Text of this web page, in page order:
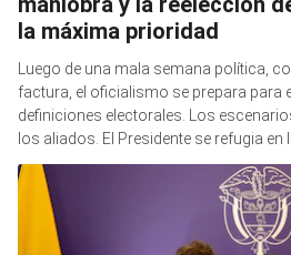
la máxima prioridad
Luego de una mala semana política,
factura, el oficialismo se prepara para
definiciones electorales. Los
los aliados. El Presidente se refugia